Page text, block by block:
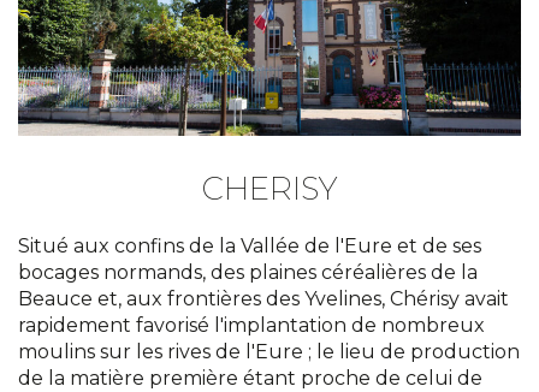
CHERISY
Situé aux confins de la Vallée de l'Eure et de ses
bocages normands, des plaines céréalières de la
Beauce et, aux frontières des Yvelines, Chérisy avait
rapidement favorisé l'implantation de nombreux
moulins sur les rives de l'Eure ; le lieu de production
de la matière première étant proche de celui de